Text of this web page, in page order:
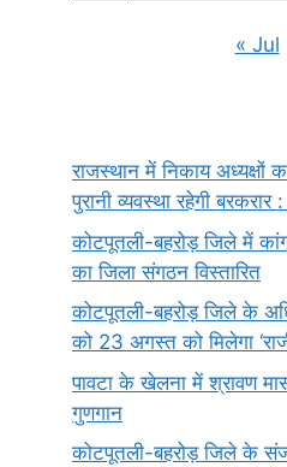
« Jul
राजस्थान में निकाय अध्यक्षों
पुरानी व्यवस्था रहेगी बरकरार
कोटपूतली-बहरोड़ जिले में
का जिला संगठन विस्तारित
कोटपूतली-बहरोड़ जिले के
को 23 अगस्त को मिलेगा
पावटा के खेलना में श्रावण
गुणगान
कोटपूतली-बहरोड़ जिले के